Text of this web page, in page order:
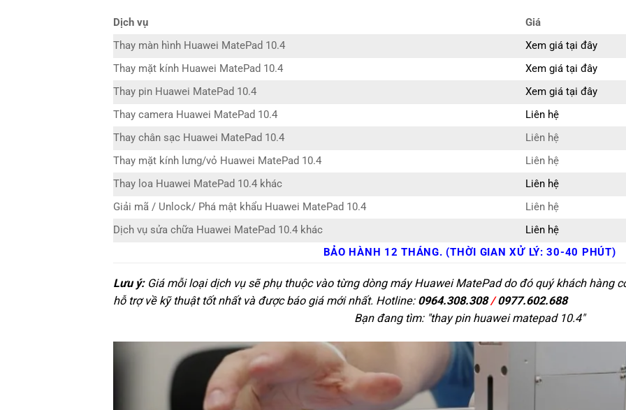
Dịch vụ
Giá
Thay màn hình Huawei MatePad 10.4
Xem giá tại đây
Thay mặt kính Huawei MatePad 10.4
Xem giá tại đây
Thay pin Huawei MatePad 10.4
Xem giá tại đây
Thay camera Huawei MatePad 10.4
Liên hệ
Thay chân sạc Huawei MatePad 10.4
Liên hệ
Thay mặt kính lưng/vỏ Huawei MatePad 10.4
Liên hệ
Thay loa Huawei MatePad 10.4 khác
Liên hệ
Giải mã / Unlock/ Phá mật khẩu Huawei MatePad 10.4
Liên hệ
Dịch vụ sửa chữa Huawei MatePad 10.4 khác
Liên hệ
BẢO HÀNH 12 THÁNG. (THỜI GIAN XỬ LÝ: 30-40 PHÚT)
Lưu ý:Giá mỗi loại dịch vụ sẽ phụ thuộc vào từng dòng máy Huawei MatePad do đó quý khách hàng
hỗ trợ về kỹ thuật tốt nhất và được báo giá mới nhất. Hotline: 0964.308.308/0977.602.688
Bạn đang tìm: "thay pin huawei matepad 10.4"